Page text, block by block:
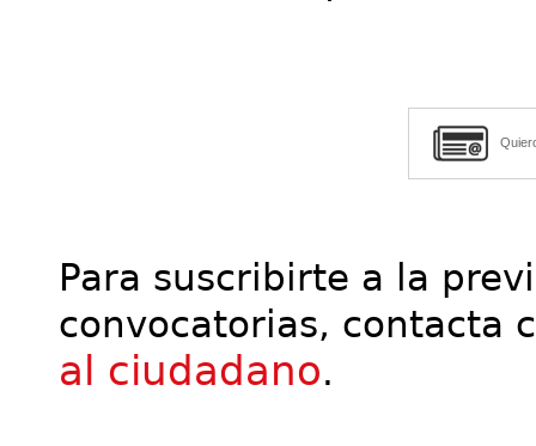
Para suscribirte a la
convocatorias, contacta
al ciudadano.